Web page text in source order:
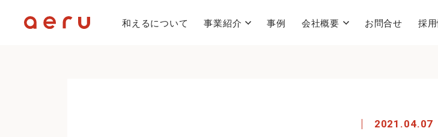
和えるについて 事業紹介 事例 会社概要 お問合せ 採
2021.04.07